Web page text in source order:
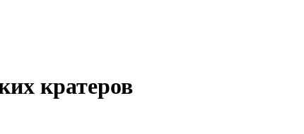
кратеров